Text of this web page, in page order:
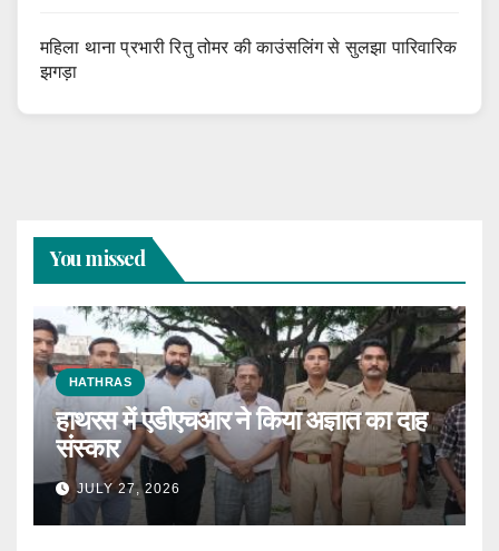
महिला थाना प्रभारी रितु तोमर की काउंसलिंग से सुलझा पारिवारिक
झगड़ा
You missed
HATHRAS
हाथरस में एडीएचआर ने किया अज्ञात का दाह
संस्कार
JULY 27, 2026